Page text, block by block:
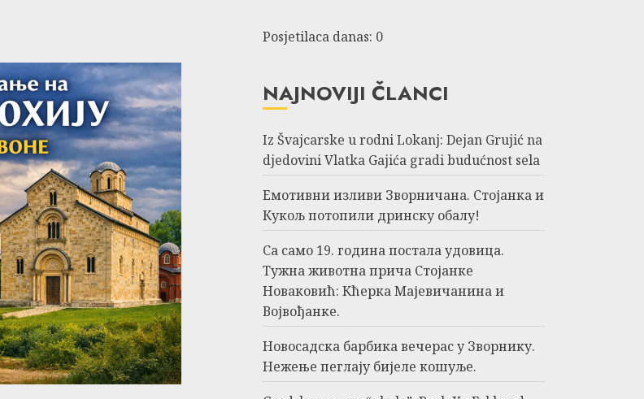
Posjetilaca danas: 0
NAJNOVIJI ČLANCI
Iz Švajcarske u rodni Lokanj: Dejan Grujić na
djedovini Vlatka Gajića gradi budućnost sela
Емотивни изливи Зворничана. Стојанка и
Кукољ потопили дринску обалу!
Са само 19. година постала удовица.
Тужна животна прича Стојанке
Новаковић: Кћерка Мајевичанина и
Војвођанке.
Новосадска барбика вечерас у Зворнику.
Нежење пеглају бијеле кошуље.